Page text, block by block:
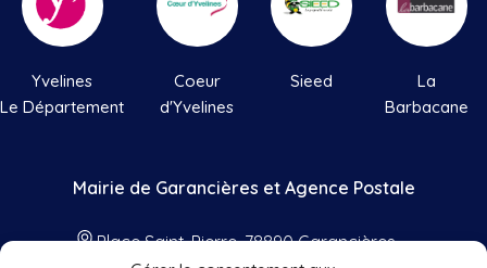
Yvelines
Le Département
Coeur
d'Yvelines
Sieed
La
Barbacane
Mairie de Garancières et Agence Postale
Place Saint-Pierre, 78890 Garancières